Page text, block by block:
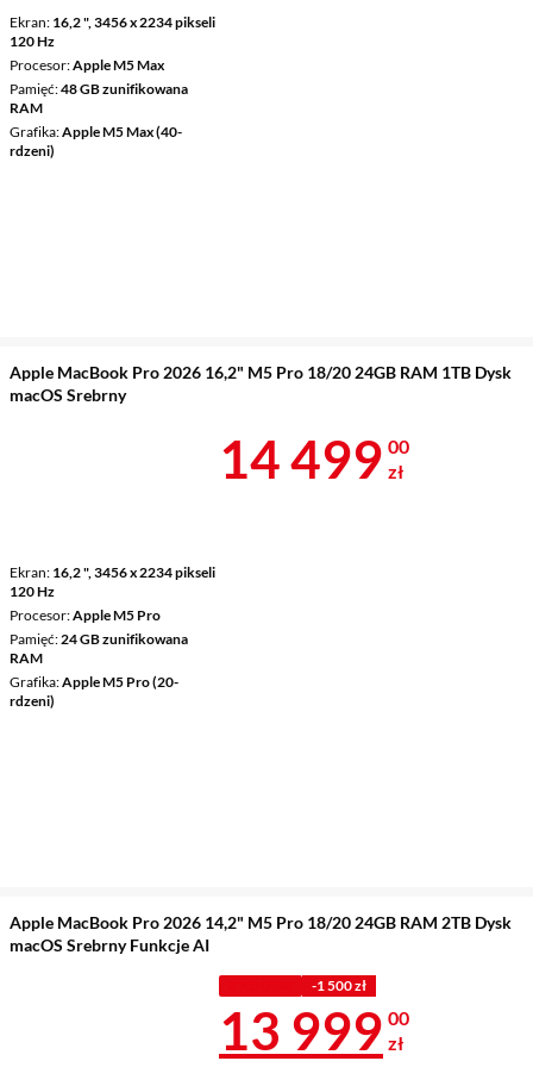
Ekran 16,2 ", 3456 x 2234 pikseli
120 Hz
Procesor Apple M5 Max
Pamięć 48 GB zunifikowana
RAM
Grafika Apple M5 Max (40-
rdzeni)
Apple MacBook Pro 2026 16,2" M5 Pro 18/20 24GB RAM 1TB Dysk
macOS Srebrny
Ekran 16,2 ", 3456 x 2234 pikseli
120 Hz
Procesor Apple M5 Pro
Pamięć 24 GB zunifikowana
RAM
Grafika Apple M5 Pro (20-
rdzeni)
Cena 14 499
14 499 00
zł
Apple MacBook Pro 2026 14,2" M5 Pro 18/20 24GB RAM 2TB Dysk
macOS Srebrny Funkcje AI
-1 500 zł
Cena 13 999
13 999 00
zł